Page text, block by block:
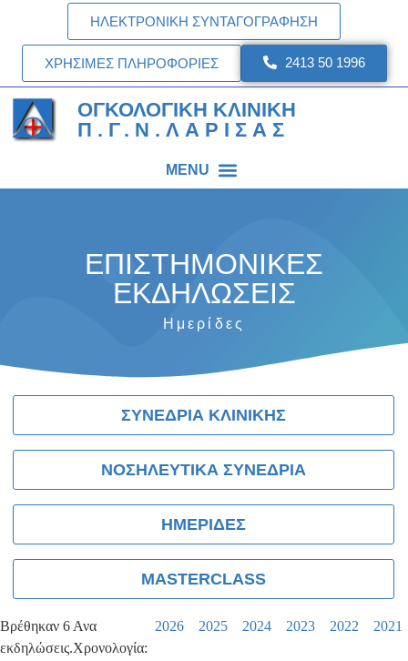
ΗΛΕΚΤΡΟΝΙΚΗ ΣΥΝΤΑΓΟΓΡΑΦΗΣΗ
ΧΡΗΣΙΜΕΣ ΠΛΗΡΟΦΟΡΙΕΣ 2413 50 1996
ΟΓΚΟΛΟΓΙΚΗ ΚΛΙΝΙΚΗ
Π.Γ.Ν.ΛΑΡΙΣΑΣ
MENU
ΕΠΙΣΤΗΜΟΝΙΚΕΣ
ΕΚΔΗΛΩΣΕΙΣ
Ημερίδες
ΣΥΝΕΔΡΙΑ ΚΛΙΝΙΚΗΣ
ΝΟΣΗΛΕΥΤΙΚΑ ΣΥΝΕΔΡΙΑ
ΗΜΕΡΙΔΕΣ
MASTERCLASS
Βρέθηκαν 6
εκδηλώσεις.
Ανα
Χρονολογία:
2021
2022
2023
2024
2025
2026